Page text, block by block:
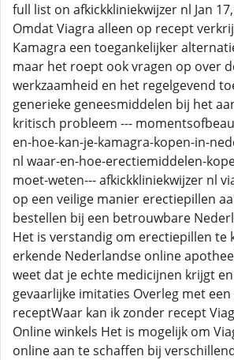
full list on afkickkliniekwijzer nl Jan
Omdat Viagra alleen op recept
Kamagra een toegankelijker
maar het roept ook vragen op over
werkzaamheid en het regelgevend
generieke geneesmiddelen bij het
kritisch probleem ---
en-hoe-kan-je-kamagra-kopen-in-
nl waar-en-hoe-erectiemiddelen-
moet-weten--- afkickkliniekwijzer nl
op een veilige manier erectiepillen
bestellen bij een betrouwbare
Het is verstandig om erectiepillen te
erkende Nederlandse online
weet dat je echte medicijnen krijgt
gevaarlijke imitaties Overleg met
receptWaar kan ik zonder recept
Online winkels Het is mogelijk om
online aan te schaffen bij